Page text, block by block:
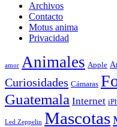
Archivos
Contacto
Motus anima
Privacidad
amor Animales Apple
Curiosidades Cámaras
Guatemala Internet
Led Zeppelin Mascotas